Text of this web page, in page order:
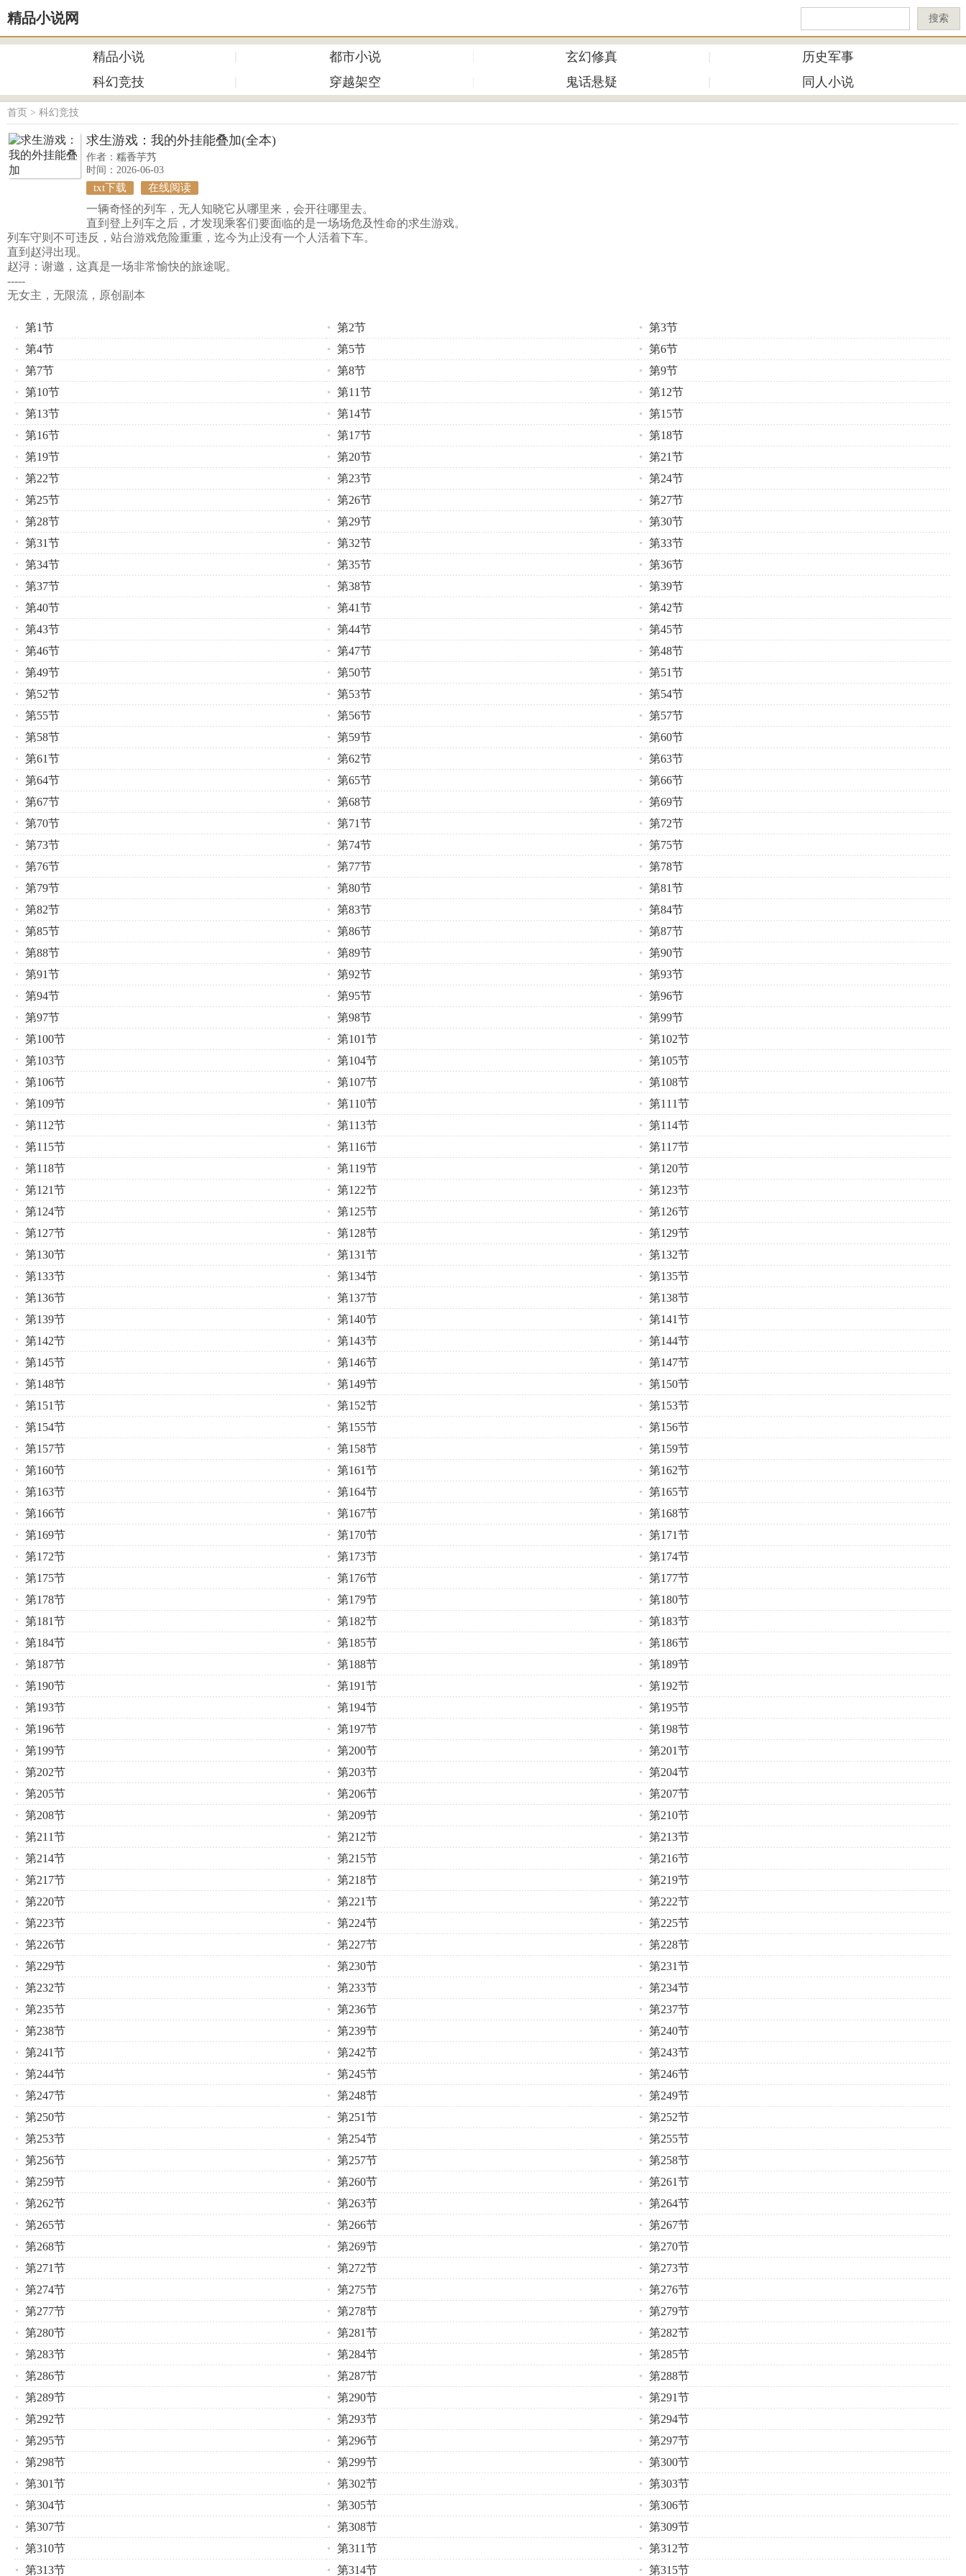
精品小说网 搜索
精品小说 都市小说 玄幻修真
历史军事
科幻竞技
穿越架空 鬼话悬疑 同人小说
首页 > 科幻竞技
求生游戏：我的外挂能叠加(全本)
作者： 糯香芋艿
时间：2026-06-03
txt下载 在线阅读
一辆奇怪的列车，无人知晓它从哪里来，会开往哪里去。
直到登上列车之后，才发现乘客们要面临的是一场场危及性命的求生游戏。
列车守则不可违反，站台游戏危险重重，迄今为止没有一个人活着下车。
直到赵浔出现。
赵浔：谢邀，这真是一场非常愉快的旅途呢。
-----
无女主，无限流，原创副本
第1节 第2节
第3节
第4节
第5节
第6节
第7节
第8节
第9节
第10节
第11节
第12节
第13节
第14节
第15节
第16节
第17节
第18节
第19节
第20节
第21节
第22节
第23节
第24节
第25节
第26节
第27节
第28节
第29节
第30节
第31节
第32节
第33节
第34节
第35节
第36节
第37节
第38节
第39节
第40节
第41节
第42节
第43节
第44节
第45节
第46节
第47节
第48节
第49节
第50节
第51节
第52节
第53节
第54节
第55节
第56节
第57节
第58节
第59节
第60节
第61节
第62节
第63节
第64节
第65节
第66节
第67节
第68节
第69节
第70节
第71节
第72节
第73节
第74节
第75节
第76节
第77节
第78节
第79节
第80节
第81节
第82节
第83节
第84节
第85节
第86节
第87节
第88节
第89节
第90节
第91节
第92节
第93节
第94节
第95节
第96节
第97节
第98节
第99节
第100节
第101节
第102节
第103节
第104节
第105节
第106节
第107节
第108节
第109节
第110节
第111节
第112节
第113节
第114节
第115节
第116节
第117节
第118节
第119节
第120节
第121节
第122节
第123节
第124节
第125节
第126节
第127节
第128节
第129节
第130节
第131节
第132节
第133节
第134节
第135节
第136节
第137节
第138节
第139节
第140节
第141节
第142节
第143节
第144节
第145节
第146节
第147节
第148节
第149节
第150节
第151节
第152节
第153节
第154节
第155节
第156节
第157节
第158节
第159节
第160节
第161节
第162节
第163节
第164节
第165节
第166节
第167节
第168节
第169节
第170节
第171节
第172节
第173节
第174节
第175节
第176节
第177节
第178节
第179节
第180节
第181节
第182节
第183节
第184节
第185节
第186节
第187节
第188节
第189节
第190节
第191节
第192节
第193节
第194节
第195节
第196节
第197节
第198节
第199节
第200节
第201节
第202节
第203节
第204节
第205节
第206节
第207节
第208节
第209节
第210节
第211节
第212节
第213节
第214节
第215节
第216节
第217节
第218节
第219节
第220节
第221节
第222节
第223节
第224节
第225节
第226节
第227节
第228节
第229节
第230节
第231节
第232节
第233节
第234节
第235节
第236节
第237节
第238节
第239节
第240节
第241节
第242节
第243节
第244节
第245节
第246节
第247节
第248节
第249节
第250节
第251节
第252节
第253节
第254节
第255节
第256节
第257节
第258节
第259节
第260节
第261节
第262节
第263节
第264节
第265节
第266节
第267节
第268节
第269节
第270节
第271节
第272节
第273节
第274节
第275节
第276节
第277节
第278节
第279节
第280节
第281节
第282节
第283节
第284节
第285节
第286节
第287节
第288节
第289节
第290节
第291节
第292节
第293节
第294节
第295节
第296节
第297节
第298节
第299节
第300节
第301节
第302节
第303节
第304节
第305节
第306节
第307节
第308节
第309节
第310节
第311节
第312节
第313节
第314节 第315节